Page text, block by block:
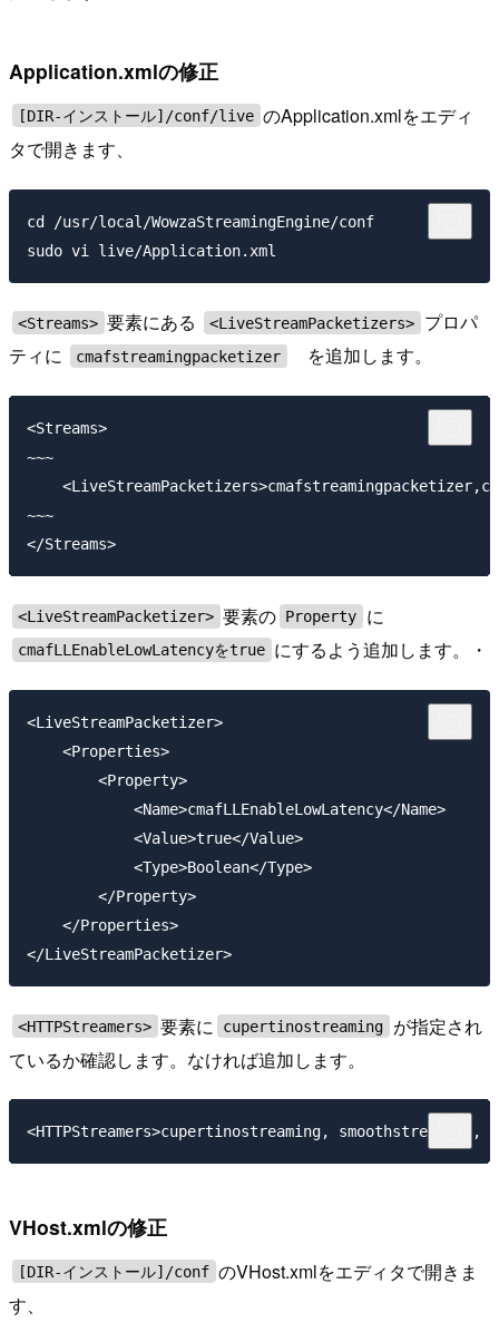
Application.xmlの修正
[DIR-インストール]/conf/live のApplication.xmlをエディ
タで開きます、
cd /usr/local/WowzaStreamingEngine/conf
<Streams> 要素にある <LiveStreamPacketizers>
プロパ
ティに
cmafstreamingpacketizer を追加します。
<Streams>
~~~
~~~
<LiveStreamPacketizer> 要素の Property に
cmafLLEnableLowLatencyをtrue にするよう追加します。・
<LiveStreamPacketizer>
    <Properties>
        <Property>
            <Name>cmafLLEnableLowLatency</Name>
            <Value>true</Value>
            <Type>Boolean</Type>
        </Property>
    </Properties>
<HTTPStreamers> 要素に cupertinostreaming
が指定され
ているか確認します。なければ追加します。
VHost.xmlの修正
[DIR-インストール]/conf のVHost.xmlをエディタで開きま
す、